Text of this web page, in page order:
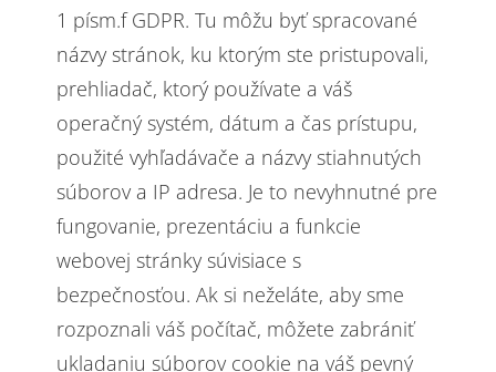
1 písm.f GDPR. Tu môžu byť spracované
názvy stránok, ku ktorým ste pristupovali,
prehliadač, ktorý používate a váš
operačný systém, dátum a čas prístupu,
použité vyhľadávače a názvy stiahnutých
súborov a IP adresa. Je to nevyhnutné pre
fungovanie, prezentáciu a funkcie
webovej stránky súvisiace s
bezpečnosťou. Ak si neželáte, aby sme
rozpoznali váš počítač, môžete zabrániť
ukladaniu súborov cookie na váš pevný